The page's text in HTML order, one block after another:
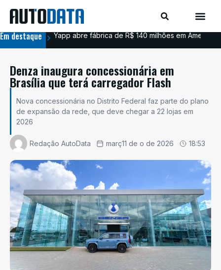
Em destaque Yapp abre fábrica de R$ 140 milhões em
Denza inaugura concessionária em
Brasília que terá carregador Flash
Nova concessionária no Distrito Federal faz parte do plano
de expansão da rede, que deve chegar a 22 lojas em
2026
Redação AutoData març11 de o de 2026 18:53